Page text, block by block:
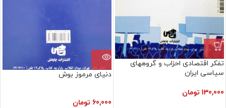
تفکر اقتصادی احزاب و گروههای
سیاسی ایران
130,000 تومان
دنیای مرموز بوش
60,000 تومان